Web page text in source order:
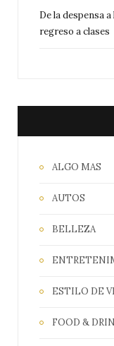
De la despensa
regreso a clases
ALGO MAS
AUTOS
BELLEZA
ESTILO DE
FOOD &